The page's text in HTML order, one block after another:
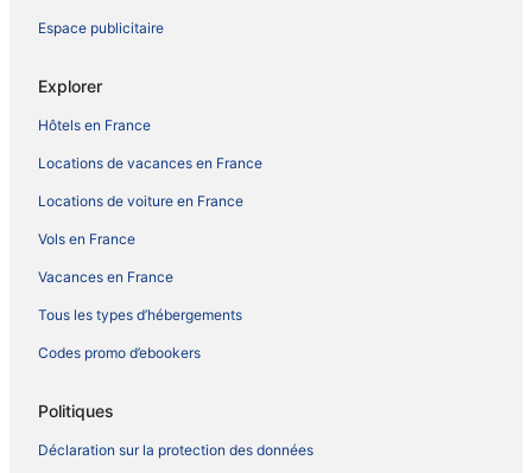
Espace publicitaire
Explorer
Hôtels en France
Locations de vacances en France
Locations de voiture en France
Vols en France
Vacances en France
Tous les types d’hébergements
Codes promo d’ebookers
Politiques
Déclaration sur la protection des données